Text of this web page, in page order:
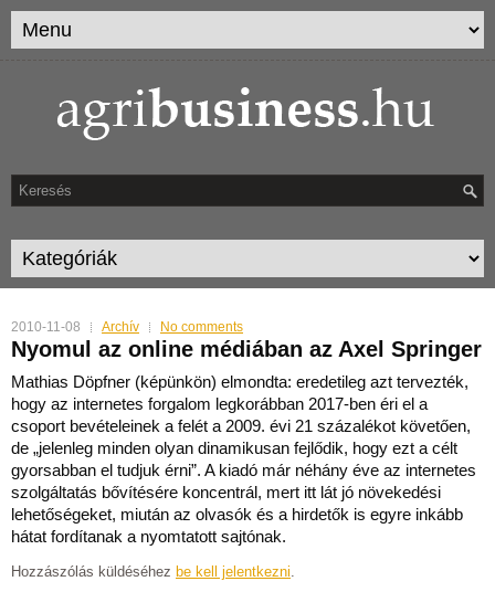
2010-11-08 Archív No comments
Nyomul az online médiában az Axel Springer
Mathias Döpfner (képünkön) elmondta: eredetileg azt tervezték,
hogy az internetes forgalom legkorábban 2017-ben éri el a
csoport bevételeinek a felét a 2009. évi 21 százalékot követően,
de „jelenleg minden olyan dinamikusan fejlődik, hogy ezt a célt
gyorsabban el tudjuk érni”. A kiadó már néhány éve az internetes
szolgáltatás bővítésére koncentrál, mert itt lát jó növekedési
lehetőségeket, miután az olvasók és a hirdetők is egyre inkább
hátat fordítanak a nyomtatott sajtónak.
Hozzászólás küldéséhez be kell jelentkezni.